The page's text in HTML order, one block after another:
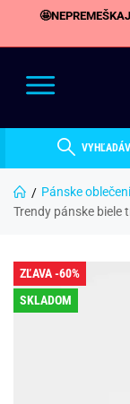
Pánske
Trendy pánske biele
ZĽAVA -60%
SKLADOM